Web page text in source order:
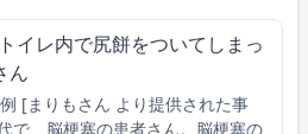
イレ内で尻餅をついてしまっ
ん
[まりもさん より提供された事
で、脳梗塞の患者さん。脳梗塞の